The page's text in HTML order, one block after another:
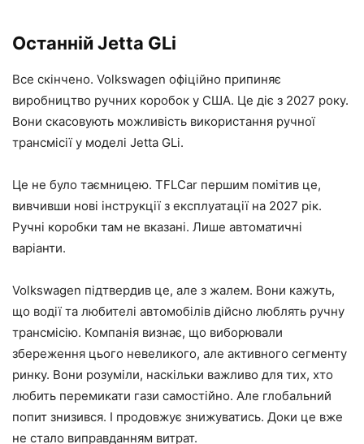
Останній Jetta GLi
Все скінчено. Volkswagen офіційно припиняє
виробництво ручних коробок у США. Це діє з 2027 року.
Вони скасовують можливість використання ручної
трансмісії у моделі Jetta GLi.
Це не було таємницею. TFLCar першим помітив це,
вивчивши нові інструкції з експлуатації на 2027 рік.
Ручні коробки там не вказані. Лише автоматичні
варіанти.
Volkswagen підтвердив це, але з жалем. Вони кажуть,
що водії та любителі автомобілів дійсно люблять ручну
трансмісію. Компанія визнає, що виборювали
збереження цього невеликого, але активного сегменту
ринку. Вони розуміли, наскільки важливо для тих, хто
любить перемикати гази самостійно. Але глобальний
попит знизився. І продовжує знижуватись. Доки це вже
не стало виправданням витрат.